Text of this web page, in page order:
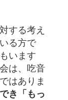
する考え
る方で
います
は、吃音
はありま
き「もっ